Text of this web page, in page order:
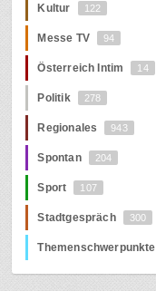
Kultur 122
Messe TV 94
Österreich Intim 14
Politik 278
Regionales 943
Spontan 204
Sport 107
Stadtgespräch 300
Themenschwerpunkte